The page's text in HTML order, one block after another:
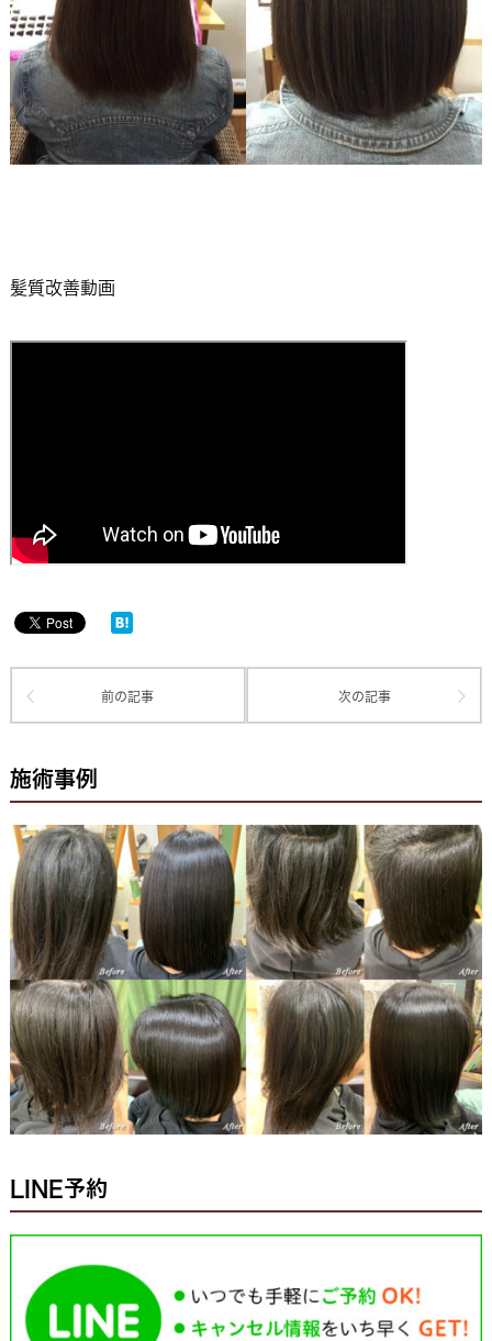
髪質改善動画
前の記事 次の記事
施術事例
LINE予約